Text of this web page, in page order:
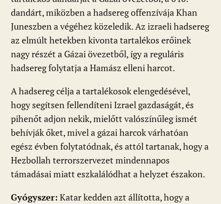
dandárt, miközben a hadsereg offenzívája Khan
Juneszben a végéhez közeledik. Az izraeli hadsereg
az elmúlt hetekben kivonta tartalékos erőinek
nagy részét a Gázai övezetből, így a reguláris
hadsereg folytatja a Hamász elleni harcot.
A hadsereg célja a tartalékosok elengedésével,
hogy segítsen fellendíteni Izrael gazdaságát, és
pihenőt adjon nekik, mielőtt valószínűleg ismét
behívják őket, mivel a gázai harcok várhatóan
egész évben folytatódnak, és attól tartanak, hogy a
Hezbollah terrorszervezet mindennapos
támadásai miatt eszkalálódhat a helyzet északon.
Gyógyszer: Katar kedden azt állította, hogy a